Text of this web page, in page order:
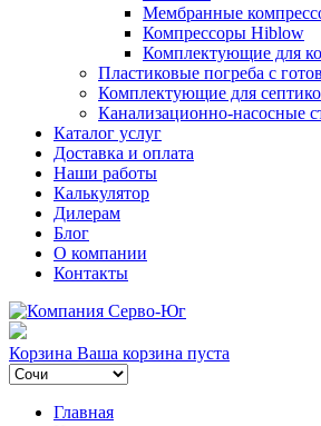
Мембранные
Компрессоры Hiblow
Комплектующие для
Пластиковые погреба с
Комплектующие для
Канализационно-насосные
Каталог услуг
Доставка и оплата
Наши работы
Калькулятор
Дилерам
Блог
О компании
Контакты
Корзина Ваша корзина пуста
Главная